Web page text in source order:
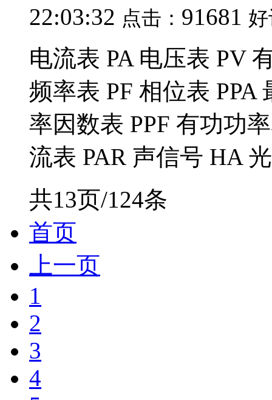
22:03:32 点击： 91681
电流表 PA 电压表 PV
频率表 PF 相位表
率因数表 PPF 有功功
流表 PAR 声信号 HA
共13页/124条
首页
上一页
1
2
3
4